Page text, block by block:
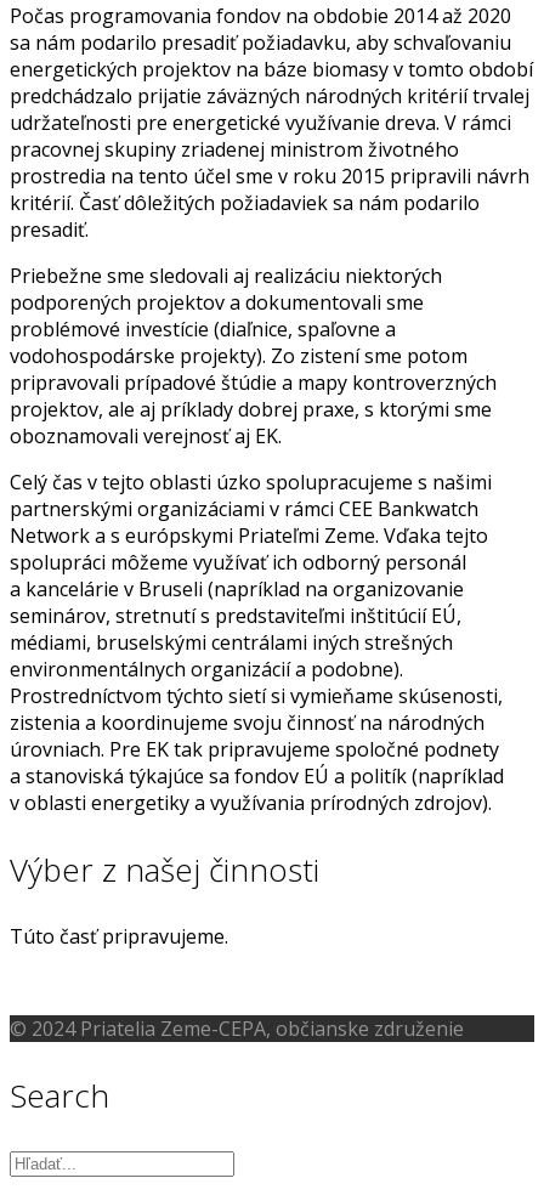
Počas programovania fondov na obdobie 2014 až 2020
sa nám podarilo presadiť požiadavku, aby schvaľovaniu
energetických projektov na báze biomasy v tomto období
predchádzalo prijatie záväzných národných kritérií trvalej
udržateľnosti pre energetické využívanie dreva. V rámci
pracovnej skupiny zriadenej ministrom životného
prostredia na tento účel sme v roku 2015 pripravili návrh
kritérií. Časť dôležitých požiadaviek sa nám podarilo
presadiť.
Priebežne sme sledovali aj realizáciu niektorých
podporených projektov a dokumentovali sme
problémové investície (diaľnice, spaľovne a
vodohospodárske projekty). Zo zistení sme potom
pripravovali prípadové štúdie a mapy kontroverzných
projektov, ale aj príklady dobrej praxe, s ktorými sme
oboznamovali verejnosť aj EK.
Celý čas v tejto oblasti úzko spolupracujeme s našimi
partnerskými organizáciami v rámci CEE Bankwatch
Network a s európskymi Priateľmi Zeme. Vďaka tejto
spolupráci môžeme využívať ich odborný personál
a kancelárie v Bruseli (napríklad na organizovanie
seminárov, stretnutí s predstaviteľmi inštitúcií EÚ,
médiami, bruselskými centrálami iných strešných
environmentálnych organizácií a podobne).
Prostredníctvom týchto sietí si vymieňame skúsenosti,
zistenia a koordinujeme svoju činnosť na národných
úrovniach. Pre EK tak pripravujeme spoločné podnety
a stanoviská týkajúce sa fondov EÚ a politík (napríklad
v oblasti energetiky a využívania prírodných zdrojov).
Výber z našej činnosti
Túto časť pripravujeme.
© 2024 Priatelia Zeme-CEPA, občianske združenie
Search